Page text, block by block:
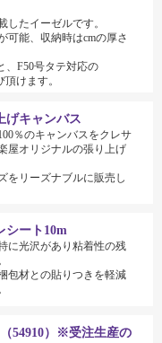
したイーゼルです。
可能、収納時はcmの厚さ
、F50号タテ対応の
頂けます。
キャンバス
％のキャンバスをクレサ
屋オリジナルの張り上げ
をリーズナブルに販売し
ート10m
に光沢があり粘着性の残
包材との貼りつきを軽減
54910）※受注生産の